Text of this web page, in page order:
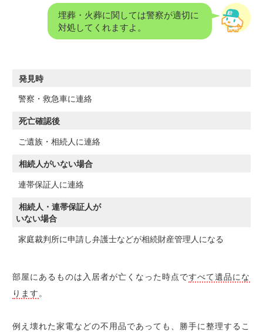
埋葬・火葬に関しては警察が適切に
対処してくれますよ。
発見時
警察・救急車に連絡
死亡確認後
ご遺族・相続人に連絡
相続人がいない場合
連帯保証人に連絡
相続人・連帯保証人が
いない場合
家庭裁判所に申請し弁護士などが相続財産管理人になる
部屋にあるものは入居者が亡くなった時点ですべて遺品にな
ります 。
例え壊れた家電などの不用品であっても、勝手に整理するこ